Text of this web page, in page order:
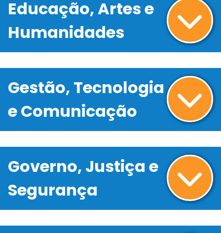
Educação, Artes e
Humanidades
Gestão, Tecnologia
e Comunicação
Governo, Justiça e
Segurança